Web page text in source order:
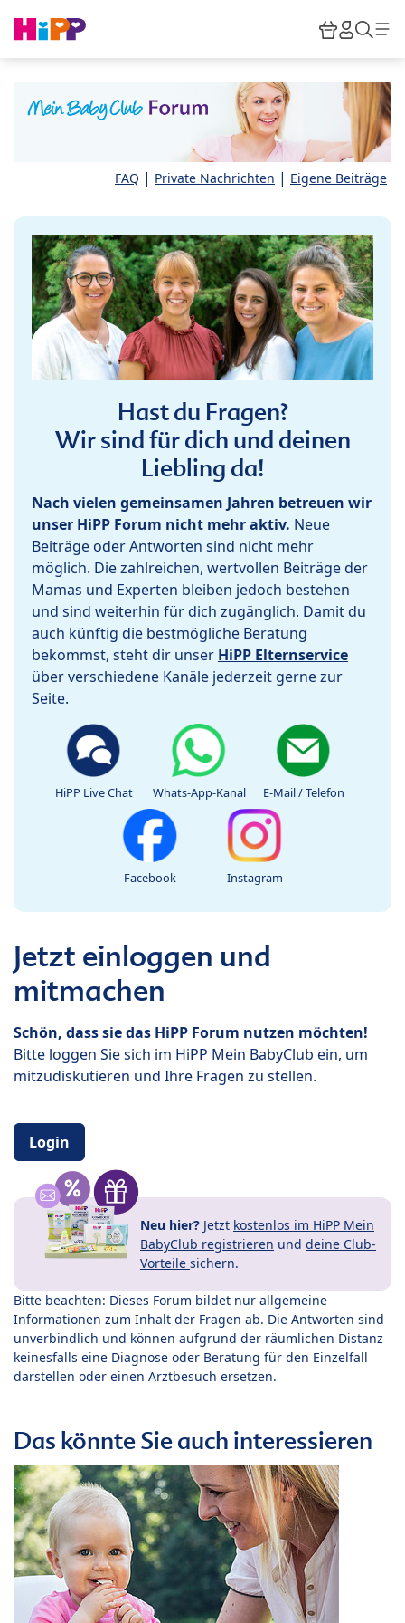
HiPP
FAQ | Private Nachrichten | Eigene Beiträge
Hast du Fragen?
Wir sind für dich und deinen
Liebling da!
Nach vielen gemeinsamen Jahren betreuen wir
unser HiPP Forum nicht mehr aktiv. Neue
Beiträge oder Antworten sind nicht mehr
möglich. Die zahlreichen, wertvollen Beiträge der
Mamas und Experten bleiben jedoch bestehen
und sind weiterhin für dich zugänglich. Damit du
auch künftig die bestmögliche Beratung
bekommst, steht dir unser HiPP Elternservice
über verschiedene Kanäle jederzeit gerne zur
Seite.
HiPP Live Chat Whats-App-Kanal E-Mail / Telefon
Facebook Instagram
Jetzt einloggen und
mitmachen
Schön, dass sie das HiPP Forum nutzen möchten!
Bitte loggen Sie sich im HiPP Mein BabyClub ein, um
mitzudiskutieren und Ihre Fragen zu stellen.
Login
Neu hier? Jetzt kostenlos im HiPP Mein
BabyClub registrieren und deine Club-
Vorteile sichern.
Bitte beachten: Dieses Forum bildet nur allgemeine
Informationen zum Inhalt der Fragen ab. Die Antworten sind
unverbindlich und können aufgrund der räumlichen Distanz
keinesfalls eine Diagnose oder Beratung für den Einzelfall
darstellen oder einen Arztbesuch ersetzen.
Das könnte Sie auch interessieren